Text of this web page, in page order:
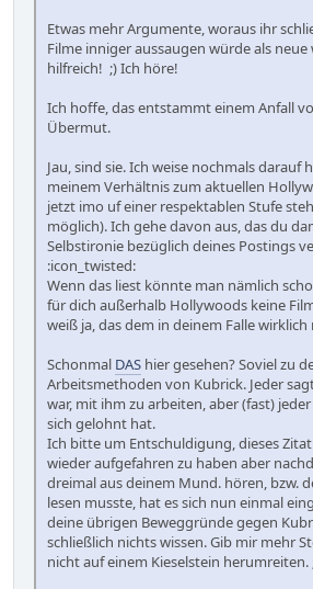
Etwas mehr Argumente, woraus ihr
Filme inniger aussaugen würde als neue
hilfreich! ;) Ich höre!
Ich hoffe, das entstammt einem Anfall
Übermut.
Jau, sind sie. Ich weise nochmals darauf
meinem Verhältnis zum aktuellen
jetzt imo uf einer respektablen Stufe
möglich). Ich gehe davon aus, das du
Selbstironie bezüglich deines Postings
:icon_twisted:
Wenn das liest könnte man nämlich
für dich außerhalb Hollywoods keine
weiß ja, das dem in deinem Falle
Schonmal DAS hier gesehen? Soviel zu
Arbeitsmethoden von Kubrick. Jeder
war, mit ihm zu arbeiten, aber (fast)
sich gelohnt hat.
Ich bitte um Entschuldigung, dieses
wieder aufgefahren zu haben aber
dreimal aus deinem Mund. hören, bzw.
lesen musste, hat es sich nun einmal
deine übrigen Beweggründe gegen
schließlich nichts wissen. Gib mir mehr
nicht auf einem Kieselstein herumreiten.